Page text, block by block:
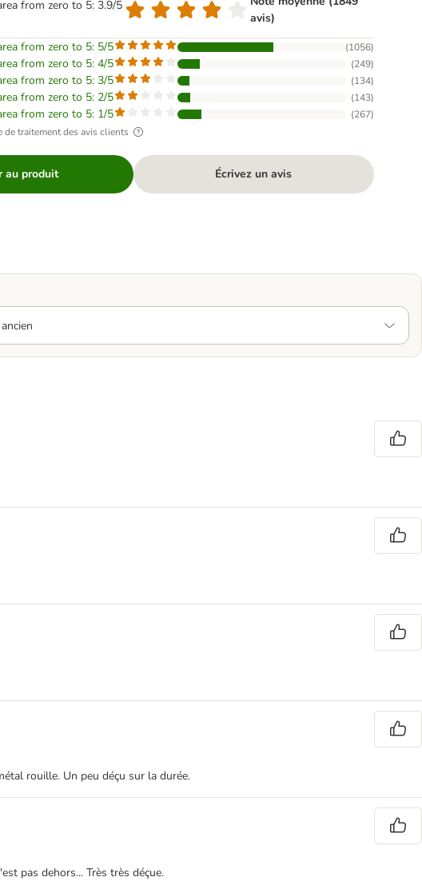
from zero to 5: 3.9/5
avis)
from zero to 5: 5/5
(1056)
from zero to 5: 4/5 (249)
from zero to 5: 3/5 (134)
from zero to 5: 2/5 (143)
from zero to 5: 1/5 (267)
traitement des avis clients
au produit Écrivez un avis
rouille. Un peu déçu sur la durée.
pas dehors... Très très déçue.